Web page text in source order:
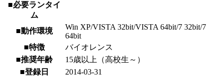
■必要ランタイ
ム
■動作環境
Win XP/VISTA 32bit/VISTA 64bit/7 32bit/7
64bit
■特徴
バイオレンス
■推奨年齢
15歳以上（高校生～）
■登録日
2014-03-31